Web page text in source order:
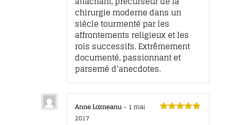
chirurgie moderne dans un
siècle tourmenté par les
affrontements religieux et les
rois successifs. Extrêmement
documenté, passionnant et
parsemé d’anecdotes.
Anne Lozneanu– 1 mai
2017